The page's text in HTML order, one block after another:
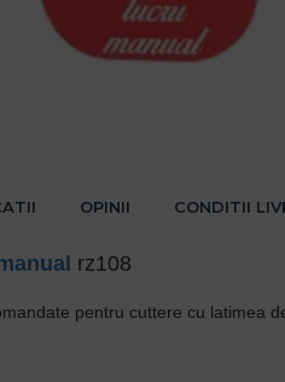
OPINII CONDITII
rz108
pentru cuttere cu latimea